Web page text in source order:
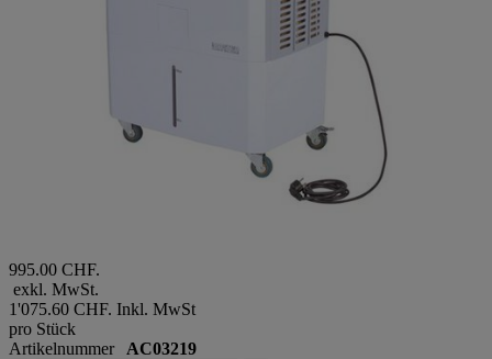
995.00 CHF.
exkl. MwSt.
1'075.60 CHF. Inkl. MwSt
pro Stück
Artikelnummer AC03219